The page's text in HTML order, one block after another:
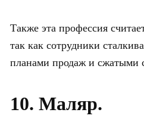
Также эта профессия
так как сотрудники
планами продаж и сжатыми
10. Маляр.